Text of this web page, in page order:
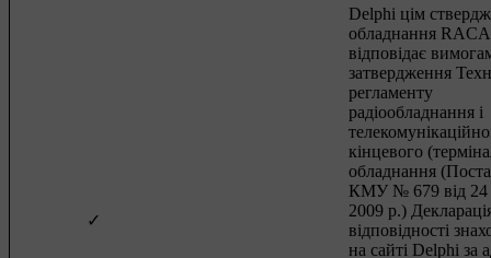
✓
Delphi цім
обладнання
відповідає
затвердження
регламенту
радіообладнання і
кінцевого
обладнання
КМУ № 679 від 24
2009 р.)
відповідності
на сайті Delphi за